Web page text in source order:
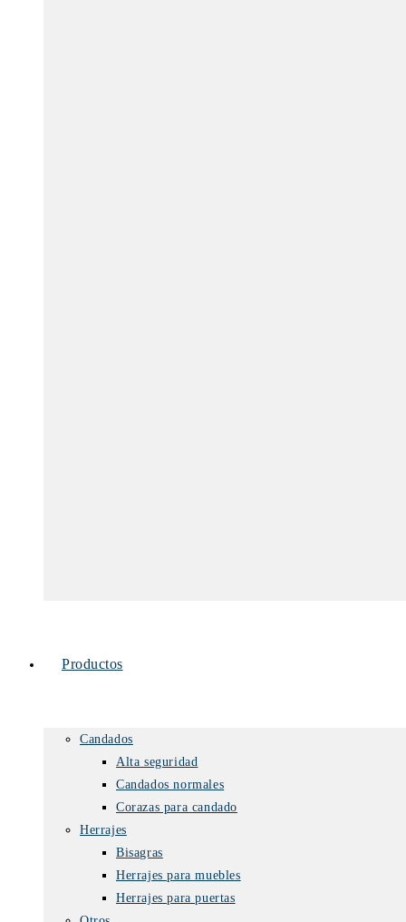
Productos
Candados
Alta seguridad
Candados normales
Corazas para candado
Herrajes
Bisagras
Herrajes para muebles
Herrajes para puertas